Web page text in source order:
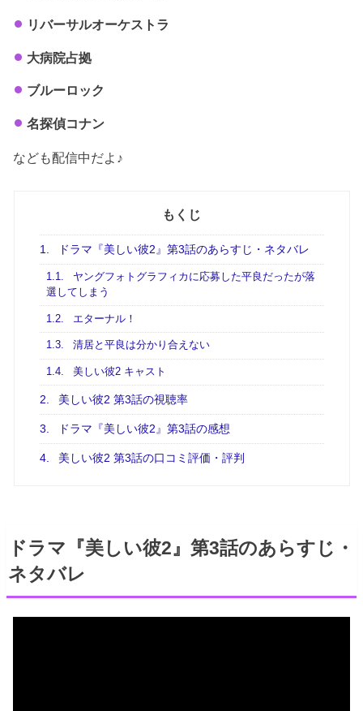
リバーサルオーケストラ
大病院占拠
ブルーロック
名探偵コナン
なども配信中だよ♪
もくじ
1. ドラマ『美しい彼2』第3話のあらすじ・ネタバレ
1.1.
ヤングフォトグラフィカに応募した平良だったが落
選してしまう
1.2. エターナル！
1.3. 清居と平良は分かり合えない
1.4. 美しい彼2 キャスト
2. 美しい彼2 第3話の視聴率
3. ドラマ『美しい彼2』第3話の感想
4. 美しい彼2 第3話の口コミ評価・評判
ドラマ『美しい彼2』第3話のあらすじ・
ネタバレ